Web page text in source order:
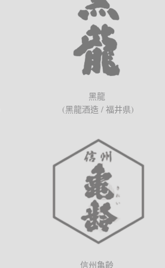
黑龍
(黑龍酒造 / 福井県)
信州亀齡